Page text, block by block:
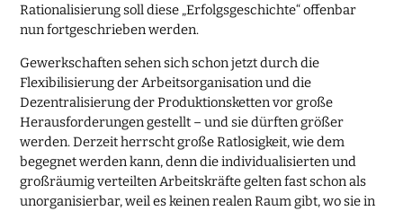
Rationalisierung soll diese „Erfolgsgeschichte“ offenbar
nun fortgeschrieben werden.
Gewerkschaften sehen sich schon jetzt durch die
Flexibilisierung der Arbeitsorganisation und die
Dezentralisierung der Produktionsketten vor große
Herausforderungen gestellt – und sie dürften größer
werden. Derzeit herrscht große Ratlosigkeit, wie dem
begegnet werden kann, denn die individualisierten und
großräumig verteilten Arbeitskräfte gelten fast schon als
unorganisierbar, weil es keinen realen Raum gibt, wo sie in